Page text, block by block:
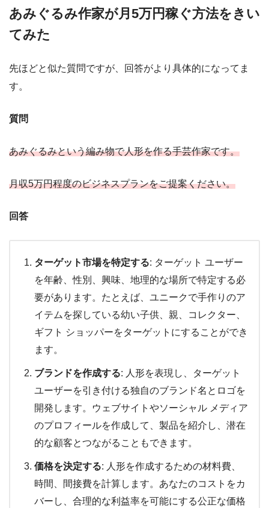
あみぐるみ作家が月5万円稼ぐ方法をきい
てみた
先ほどと似た質問ですが、回答がより具体的になってま
す。
質問
あみぐるみという編み物で人形を作る手芸作家です。
月収5万円程度のビジネスプランをご提案ください。
回答
ターゲット市場を特定する: ターゲット ユーザー
を年齢、性別、興味、地理的な場所で特定する必
要があります。たとえば、ユニークで手作りのア
イテムを探している幼い子供、親、コレクター、
ギフト ショッパーをターゲットにすることができ
ます。
ブランドを作成する: 人形を表現し、ターゲット
ユーザーを引き付ける独自のブランド名とロゴを
開発します。ウェブサイトやソーシャル メディア
のプロフィールを作成して、製品を紹介し、潜在
的な顧客とつながることもできます。
価格を決定する: 人形を作成するための材料費、
時間、間接費を計算します。あなたのコストをカ
バーし、合理的な利益率を可能にする公正な価格